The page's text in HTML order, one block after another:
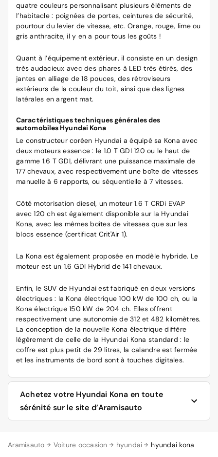
Aramisauto Voiture occasion hyundai hyundai kona
quatre couleurs personnalisant plusieurs éléments de
l’habitacle : poignées de portes, ceintures de sécurité,
pourtour du levier de vitesse, etc. Orange, rouge, lime ou
gris anthracite, il y en a pour tous les goûts !
Quant à l’équipement extérieur, il consiste en un design
très audacieux avec des phares à LED très étirés, des
jantes en alliage de 18 pouces, des rétroviseurs
extérieurs de la couleur du toit, ainsi que des lignes
latérales en argent mat.
Caractéristiques techniques générales des
automobiles Hyundai Kona
Le constructeur coréen Hyundai a équipé sa Kona avec
deux moteurs essence : le 1.0 T GDI 120 ou le haut de
gamme 1.6 T GDI, délivrant une puissance maximale de
177 chevaux, avec respectivement une boîte de vitesses
manuelle à 6 rapports, ou séquentielle à 7 vitesses.
Côté motorisation diesel, un moteur 1.6 T CRDi EVAP
avec 120 ch est également disponible sur la Hyundai
Kona, avec les mêmes boîtes de vitesses que sur les
blocs essence (certificat Crit'Air 1).
La Kona est également proposée en modèle hybride. Le
moteur est un 1.6 GDI Hybrid de 141 chevaux.
Enfin, le SUV de Hyundai est fabriqué en deux versions
électriques : la Kona électrique 100 kW de 100 ch, ou la
Kona électrique 150 kW de 204 ch. Elles offrent
respectivement une autonomie de 312 et 482 kilomètres.
La conception de la nouvelle Kona électrique diffère
légèrement de celle de la Hyundai Kona standard : le
coffre est plus petit de 29 litres, la calandre est fermée
et les instruments de bord sont à touches digitales.
Achetez votre Hyundai Kona en toute
sérénité sur le site d’Aramisauto
essence GDI ou une Kona diesel CRDi ? Une Creative,